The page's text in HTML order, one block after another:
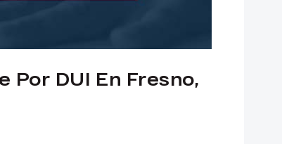
Por DUI En Fresno,